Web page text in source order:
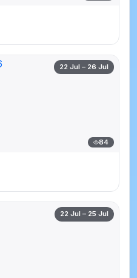
22 Jul – 26 Jul
84
22 Jul – 25 Jul